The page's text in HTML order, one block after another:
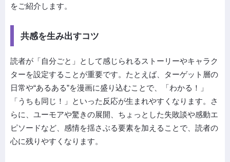
をご紹介します。
共感を生み出すコツ
読者が「自分ごと」として感じられるストーリーやキャラク
ターを設定することが重要です。たとえば、ターゲット層の
日常や“あるある”を漫画に盛り込むことで、「わかる！」
「うちも同じ！」といった反応が生まれやすくなります。さ
らに、ユーモアや驚きの展開、ちょっとした失敗談や感動エ
ピソードなど、感情を揺さぶる要素を加えることで、読者の
心に残りやすくなります。